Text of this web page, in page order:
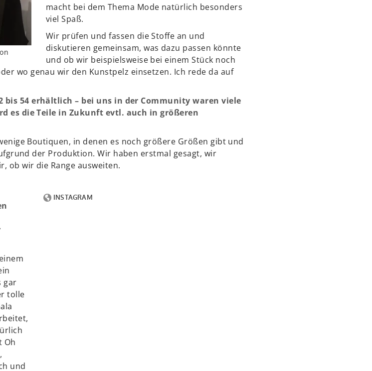
macht bei dem Thema Mode natürlich besonders
viel Spaß.
Wir prüfen und fassen die Stoffe an und
diskutieren gemeinsam, was dazu passen könnte
und ob wir beispielsweise bei einem Stück noch
wo genau wir den Kunstpelz einsetzen. Ich rede da auf
bis 54 erhältlich – bei uns in der Community waren viele
es die Teile in Zukunft evtl. auch in größeren
Boutiquen, in denen es noch größere Größen gibt und
der Produktion. Wir haben erstmal gesagt, wir
ob wir die Range ausweiten.
gar
tolle
Oh
und